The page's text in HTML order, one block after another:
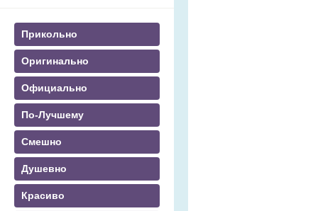
Прикольно
Оригинально
Официально
По-Лучшему
Смешно
Душевно
Красиво